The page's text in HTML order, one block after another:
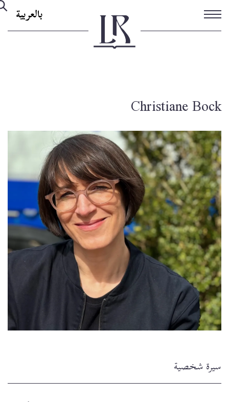
تجاوز
إلى
المحتوى
بالعربية
Christiane Bock
سيرة شخصية